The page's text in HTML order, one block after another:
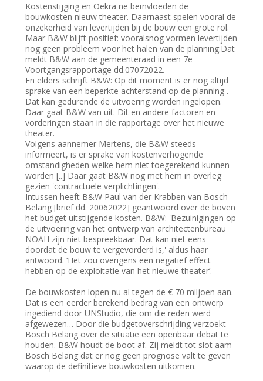
Kostenstijging en Oekraïne beïnvloeden de
bouwkosten nieuw theater. Daarnaast spelen vooral de
onzekerheid van levertijden bij de bouw een grote rol.
Maar B&W blijft positief: vooralsnog vormen levertijden
nog geen probleem voor het halen van de planning.Dat
meldt B&W aan de gemeenteraad in een 7e
Voortgangsrapportage dd.07072022.
En elders schrijft B&W: Op dit moment is er nog altijd
sprake van een beperkte achterstand op de planning .
Dat kan gedurende de uitvoering worden ingelopen.
Daar gaat B&W van uit. Dit en andere factoren en
vorderingen staan in die rapportage over het nieuwe
theater.
Volgens aannemer Mertens, die B&W steeds
informeert, is er sprake van kostenverhogende
omstandigheden welke hem niet toegerekend kunnen
worden [..] Daar gaat B&W nog met hem in overleg
gezien 'contractuele verplichtingen'.
Intussen heeft B&W Paul van der Krabben van Bosch
Belang [brief dd. 20062022] geantwoord over de boven
het budget uitstijgende kosten. B&W: 'Bezuinigingen op
de uitvoering van het ontwerp van architectenbureau
NOAH zijn niet bespreekbaar. Dat kan niet eens
doordat de bouw te vergevorderd is,' aldus haar
antwoord. ‘Het zou overigens een negatief effect
hebben op de exploitatie van het nieuwe theater’.
De bouwkosten lopen nu al tegen de € 70 miljoen aan.
Dat is een eerder berekend bedrag van een ontwerp
ingediend door UNStudio, die om die reden werd
afgewezen… Door die budgetoverschrijding verzoekt
Bosch Belang over de situatie een openbaar debat te
houden. B&W houdt de boot af. Zij meldt tot slot aam
Bosch Belang dat er nog geen prognose valt te geven
waarop de definitieve bouwkosten uitkomen.